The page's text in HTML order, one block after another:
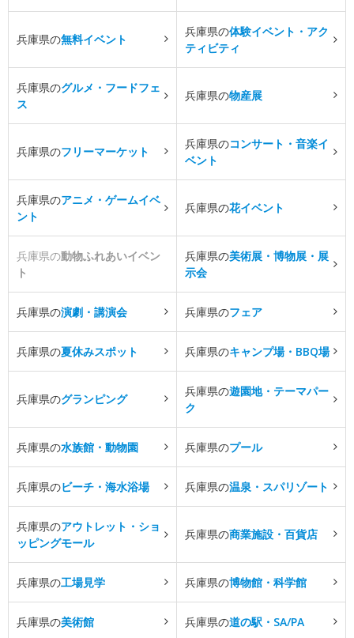
兵庫県の無料イベント
兵庫県の体験イベント・アク
ティビティ
兵庫県のグルメ・フードフェ
ス
兵庫県の物産展
兵庫県のフリーマーケット
兵庫県のコンサート・音楽イ
ベント
兵庫県のアニメ・ゲームイベ
ント
兵庫県の花イベント
兵庫県の動物ふれあいイベン
ト
兵庫県の美術展・博物展・展
示会
兵庫県の演劇・講演会 兵庫県のフェア
兵庫県の夏休みスポット 兵庫県のキャンプ場・BBQ場
兵庫県のグランピング
兵庫県の遊園地・テーマパー
ク
兵庫県の水族館・動物園 兵庫県のプール
兵庫県のビーチ・海水浴場 兵庫県の温泉・スパリゾート
兵庫県のアウトレット・ショ
ッピングモール
兵庫県の商業施設・百貨店
兵庫県の工場見学 兵庫県の博物館・科学館
兵庫県の美術館 兵庫県の道の駅・SA/PA